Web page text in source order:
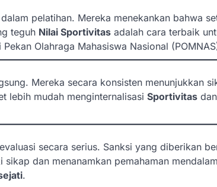
pelatihan. Mereka menekankan bahwa
teguh Nilai Sportivitas adalah cara terbaik
Olahraga Mahasiswa Nasional
Mereka secara konsisten menunjukkan
lebih mudah menginternalisasi Sportivitas
secara serius. Sanksi yang diberikan
dan menanamkan pemahaman
.